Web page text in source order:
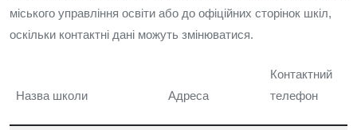
міського управління освіти або до офіційних сторінок шкіл,
оскільки контактні дані можуть змінюватися.
Назва школи Адреса
Контактний
телефон